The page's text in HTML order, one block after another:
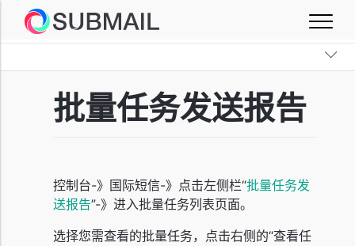
批量任务发送报告
控制台-》国际短信-》点击左侧栏“批量任务发
送报告”-》进入批量任务列表页面。
选择您需查看的批量任务，点击右侧的“查看任